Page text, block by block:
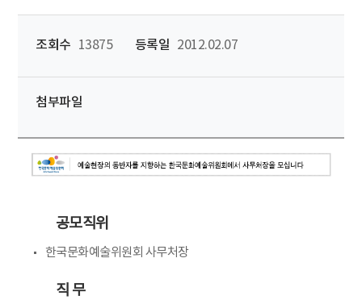
조회수 13875 등록일 2012.02.07
첨부파일
공모직위
한국문화예술위원회 사무처장
직 무